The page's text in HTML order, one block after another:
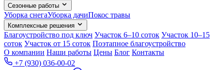
Сезонные работы
Уборка снегаУборка дачиПокос травы
Комплексные решения
Благоустройство под ключ Участок 6–10 соток Участок 10–15
соток Участок от 15 соток Поэтапное благоустройство
О компании Наши работы Цены Блог Контакты
+7 (930) 036-00-02